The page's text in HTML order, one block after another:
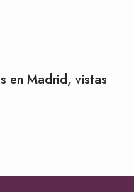
en Madrid, vistas